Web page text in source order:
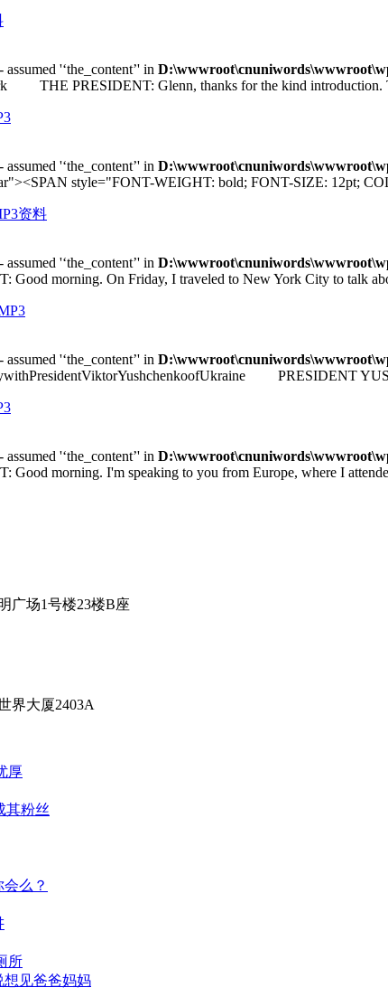
'‘the_content’' in
THE PRESIDENT: Glenn, thanks for the kind introduction.
'‘the_content’' in
style="FONT-WEIGHT: bold; FONT-SIZE: 12pt;
资料
'‘the_content’' in
morning. On Friday, I traveled to New York City to talk
'‘the_content’' in
PRESIDENT
'‘the_content’' in
morning. I'm speaking to you from Europe, where I
广场1号楼23楼B座
界大厦2403A
厚
其粉丝
么？
所
想见爸爸妈妈